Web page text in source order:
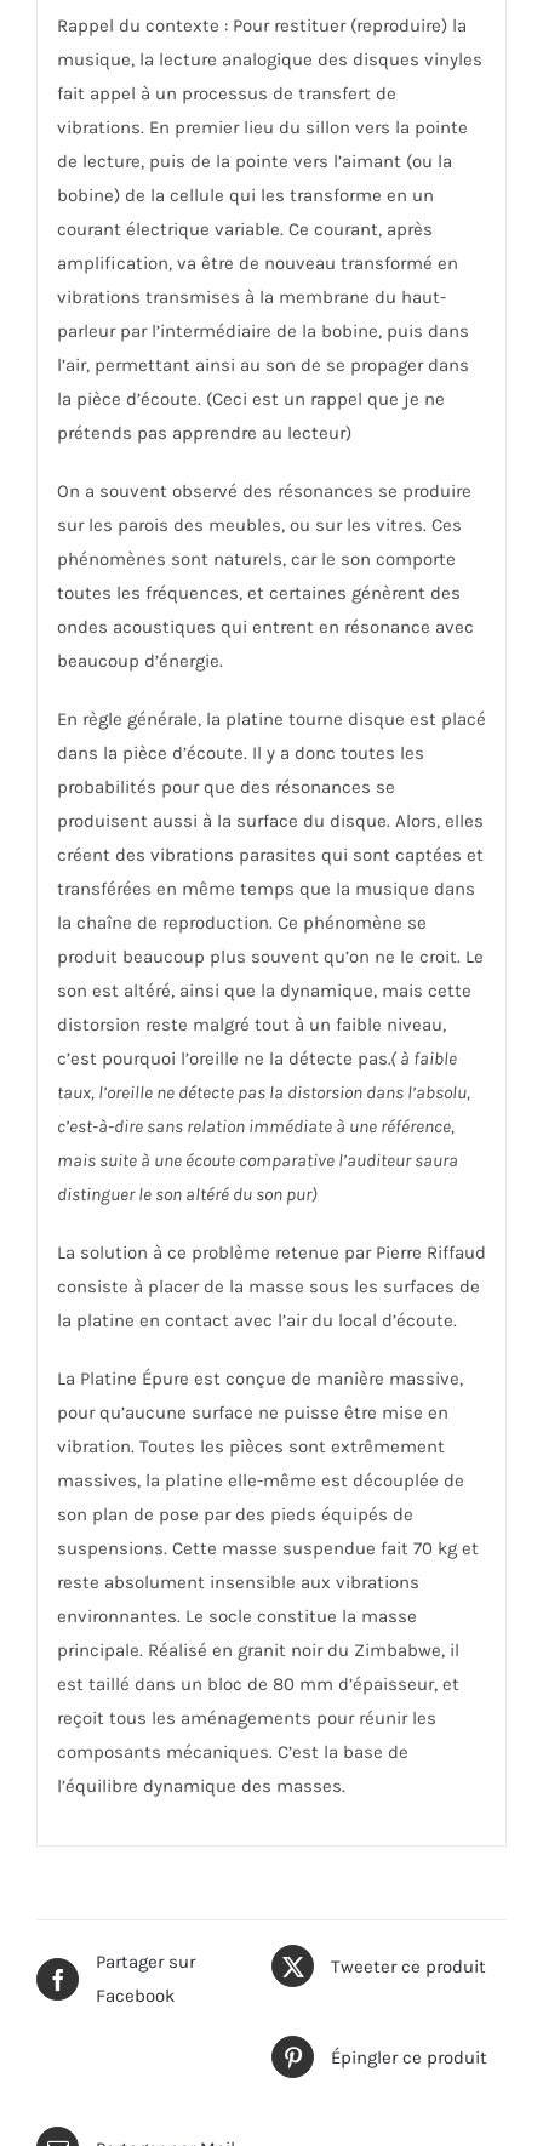
Rappel du contexte : Pour restituer (reproduire) la
musique, la lecture analogique des disques vinyles
fait appel à un processus de transfert de
vibrations. En premier lieu du sillon vers la pointe
de lecture, puis de la pointe vers l’aimant (ou la
bobine) de la cellule qui les transforme en un
courant électrique variable. Ce courant, après
amplification, va être de nouveau transformé en
vibrations transmises à la membrane du haut-
parleur par l’intermédiaire de la bobine, puis dans
l’air, permettant ainsi au son de se propager dans
la pièce d’écoute. (Ceci est un rappel que je ne
prétends pas apprendre au lecteur)
On a souvent observé des résonances se produire
sur les parois des meubles, ou sur les vitres. Ces
phénomènes sont naturels, car le son comporte
toutes les fréquences, et certaines génèrent des
ondes acoustiques qui entrent en résonance avec
beaucoup d’énergie.
En règle générale, la platine tourne disque est placé
dans la pièce d’écoute. Il y a donc toutes les
probabilités pour que des résonances se
produisent aussi à la surface du disque. Alors, elles
créent des vibrations parasites qui sont captées et
transférées en même temps que la musique dans
la chaîne de reproduction. Ce phénomène se
produit beaucoup plus souvent qu’on ne le croit. Le
son est altéré, ainsi que la dynamique, mais cette
distorsion reste malgré tout à un faible niveau,
c’est pourquoi l’oreille ne la détecte pas.( à faible
taux, l’oreille ne détecte pas la distorsion dans l’absolu,
c’est-à-dire sans relation immédiate à une référence,
mais suite à une écoute comparative l’auditeur saura
distinguer le son altéré du son pur)
La solution à ce problème retenue par Pierre Riffaud
consiste à placer de la masse sous les surfaces de
la platine en contact avec l’air du local d’écoute.
La Platine Épure est conçue de manière massive,
pour qu’aucune surface ne puisse être mise en
vibration. Toutes les pièces sont extrêmement
massives, la platine elle-même est découplée de
son plan de pose par des pieds équipés de
suspensions. Cette masse suspendue fait 70 kg et
reste absolument insensible aux vibrations
environnantes. Le socle constitue la masse
principale. Réalisé en granit noir du Zimbabwe, il
est taillé dans un bloc de 80 mm d’épaisseur, et
reçoit tous les aménagements pour réunir les
composants mécaniques. C’est la base de
l’équilibre dynamique des masses.
Partager sur
Facebook
Tweeter ce produit
Épingler ce produit